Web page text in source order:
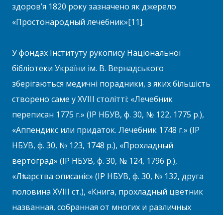
здоров’я 1820 року зазначено як джерело
«Простонародный лечебник»[11].
У фондах Інституту рукопису Національної
бібліотеки України ім. В. Вернадського
зберігаються медичні порадники, з яких більшість
створено саме у XVIII столітті: «Лечебник
переписан 1775 г.» (ІР НБУВ, ф. 30, № 122, 1775 р.),
«Аппендикс или придаток. Лечебник 1748 г.» (ІР
НБУВ, ф. 30, № 123, 1748 р.), «Прохладный
вертоград» (ІР НБУВ, ф. 30, № 124, 1796 р.),
«Лѣкарства описаніє» (ІР НБУВ, ф. 30, № 132, друга
половина XVIII ст.), «Книга, прохладный цветник
названная, собранная от многих и различных